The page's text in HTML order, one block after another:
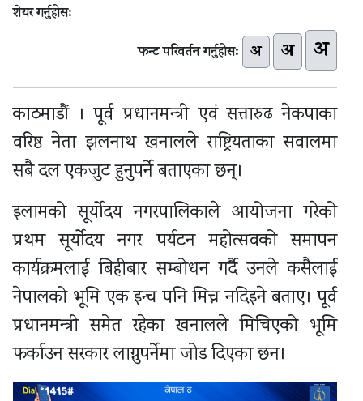
शेयर गर्नुहोस:
फन्ट परिवर्तन गर्नुहोस: अ अ अ
काठमाडौं । पूर्व प्रधानमन्त्री एवं सत्तारुढ नेकपाका
वरिष्ठ नेता झलनाथ खनालले राष्ट्रियताका सवालमा
सबै दल एकजुट हुनुपर्ने बताएका छन्।
इलामको सूर्योदय नगरपालिकाले आयोजना गरेको
प्रथम सूर्योदय नगर पर्यटन महोत्सवको समापन
कार्यक्रमलाई बिहीबार सम्बोधन गर्दै उनले कसैलाई
नेपालको भूमि एक इन्च पनि मिच्न नदिइने बताए। पूर्व
प्रधानमन्त्री समेत रहेका खनालले मिचिएको भूमि
फर्काउन सरकार लाग्नुपर्नेमा जोड दिएका छन।